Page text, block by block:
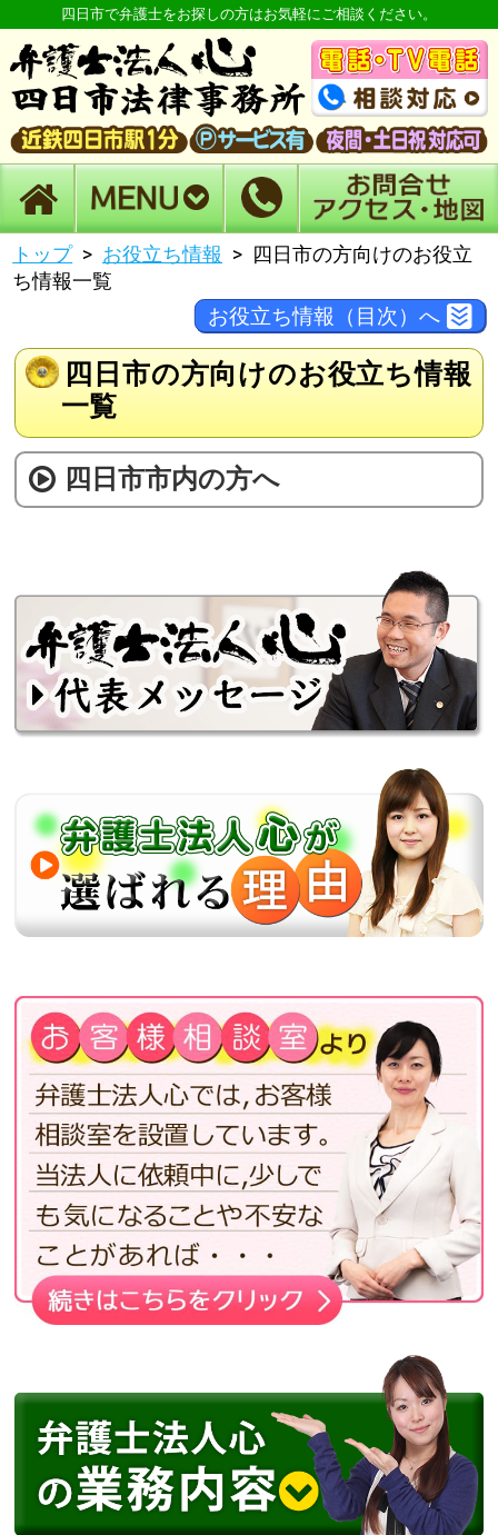
四日市で弁護士をお探しの方はお気軽にご相談ください。
トップ お役立ち情報
四日市の方向けのお役立
ち情報一覧
お役立ち情報（目次）へ
四日市の方向けのお役立ち情報
一覧
四日市市内の方へ